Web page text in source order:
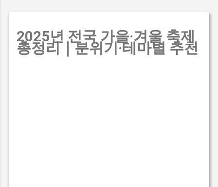
2025년 전국 가을·겨울 축제
총정리｜분위기·테마별 추천